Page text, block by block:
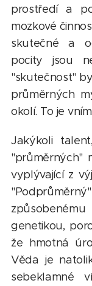
prostředí a
mozkové
skutečné a
pocity jsou
"skutečnost"
průměrných
okolí. To je
Jakýkoli
"průměrných"
vyplývající z
genetikou,
že hmotná
Věda je
sebeklamné